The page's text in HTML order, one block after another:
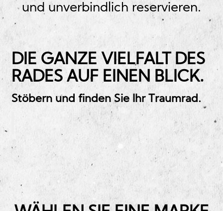
und unverbindlich reservieren.
DIE GANZE VIELFALT DES
RADES AUF EINEN BLICK.
Stöbern und finden Sie Ihr Traumrad.